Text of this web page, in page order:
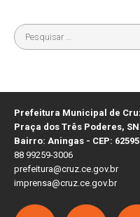
Prefeitura Municipal de
Praça dos Três Poderes, SN
Bairro: Aningas - CEP:
88 99259-3006
prefeitura@cruz.ce.gov.br
imprensa@cruz.ce.gov.br